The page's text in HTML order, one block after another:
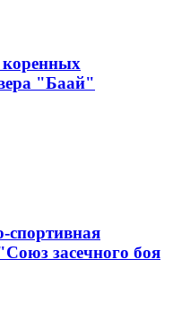
"Баай"
спортивная
засечного боя